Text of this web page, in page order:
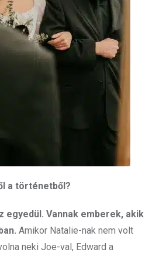
a történetből?
egyedül. Vannak emberek, akik
Amikor Natalie-nak nem volt
neki Joe-val, Edward a